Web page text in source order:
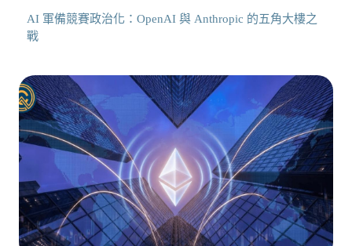
AI 軍備競賽政治化：OpenAI 與 Anthropic 的五角大樓之
戰